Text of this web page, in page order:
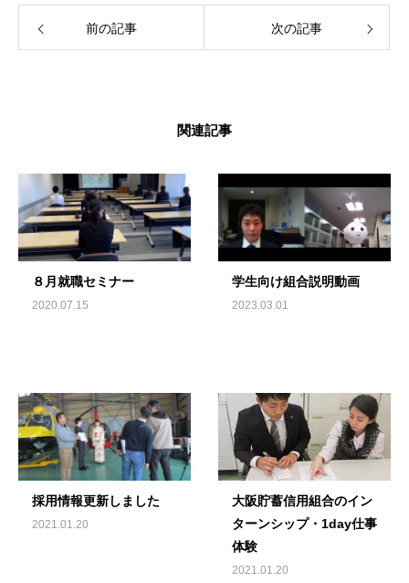
前の記事 次の記事
関連記事
８月就職セミナー
2020.07.15
学生向け組合説明動画
2023.03.01
採用情報更新しました
2021.01.20
大阪貯蓄信用組合のイン
ターンシップ・1day仕事
体験
2021.01.20